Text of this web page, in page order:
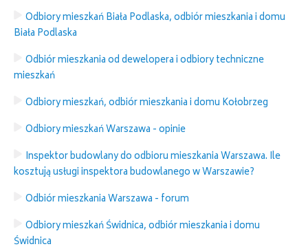
Odbiory mieszkań Biała Podlaska, odbiór mieszkania i domu
Biała Podlaska
Odbiór mieszkania od dewelopera i odbiory techniczne
mieszkań
Odbiory mieszkań, odbiór mieszkania i domu Kołobrzeg
Odbiory mieszkań Warszawa - opinie
Inspektor budowlany do odbioru mieszkania Warszawa. Ile
kosztują usługi inspektora budowlanego w Warszawie?
Odbiór mieszkania Warszawa - forum
Odbiory mieszkań Świdnica, odbiór mieszkania i domu
Świdnica